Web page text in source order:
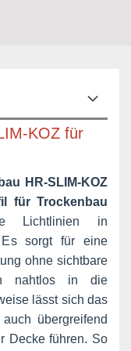
KOZ für
HR-SLIM-KOZ
für Trockenbau
Lichtlinien in
Es sorgt für eine
ohne sichtbare
nahtlos in die
lässt sich das
auch übergreifend
Decke führen. So